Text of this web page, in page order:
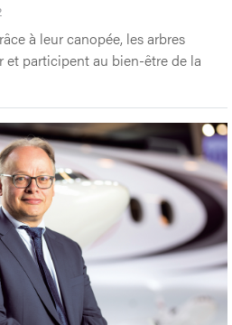
à leur canopée, les arbres
et participent au bien-être de la